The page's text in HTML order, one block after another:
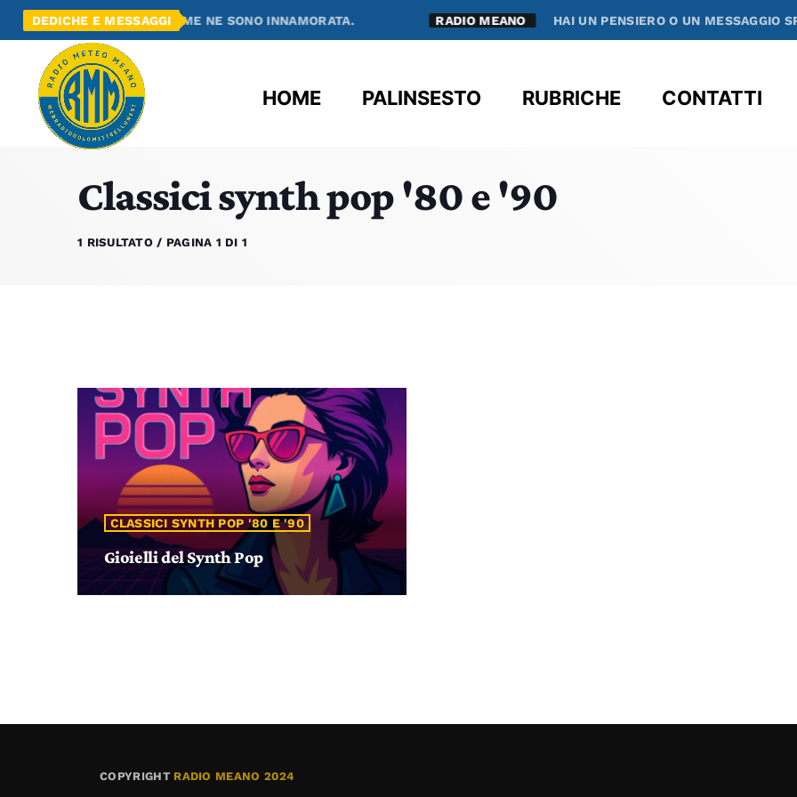
DEDICHE E MESSAGGI
RADIO MEANO E ME NE SONO INNAMORATA. RADIO MEANO HAI UN PENSIERO O UN MESSAGGIO
HOME PALINSESTO RUBRICHE CONTATTI
Classici synth pop '80 e '90
1 RISULTATO / PAGINA 1 DI 1
CLASSICI SYNTH POP '80 E '90
Gioielli del Synth Pop
COPYRIGHT RADIO MEANO 2024